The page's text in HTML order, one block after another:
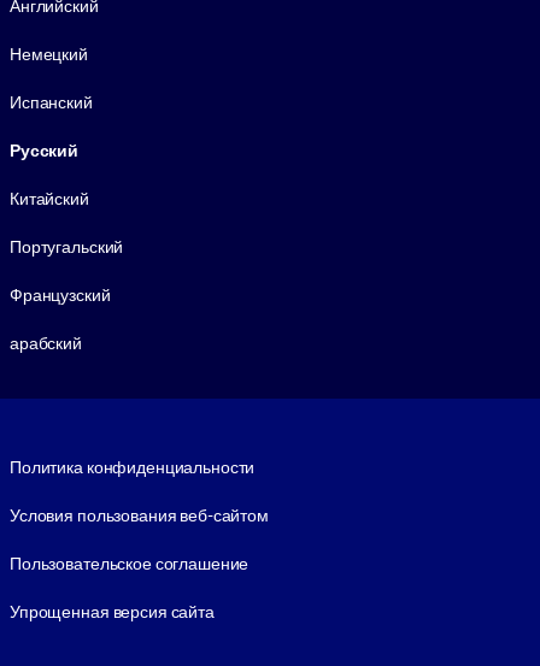
Английский
Немецкий
Испанский
Русский
Китайский
Португальский
Французский
арабский
Политика конфиденциальности
Условия пользования веб-сайтом
Пользовательское соглашение
Упрощенная версия сайта